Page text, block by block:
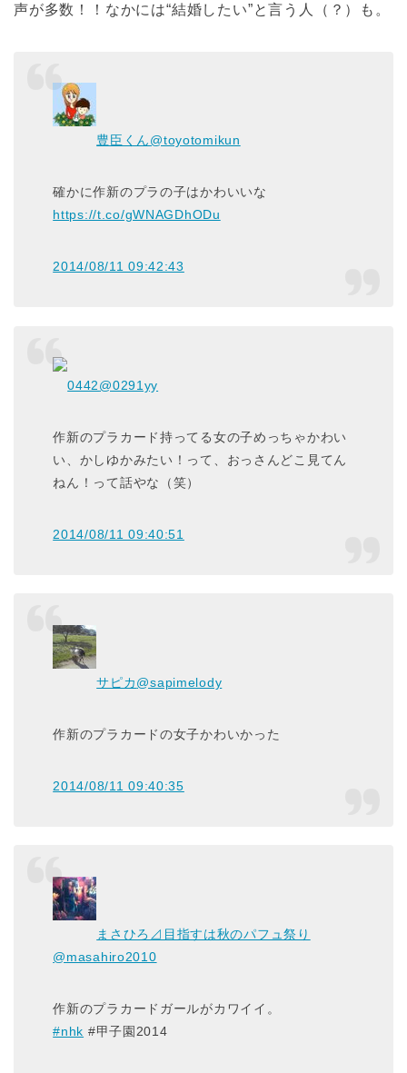
声が多数！！なかには“結婚したい”と言う人（？）も。
豊臣くん@toyotomikun
確かに作新のプラの子はかわいいな
https://t.co/gWNAGDhODu
2014/08/11 09:42:43
0442@0291yy
作新のプラカード持ってる女の子めっちゃかわい
い、かしゆかみたい！って、おっさんどこ見てん
ねん！って話やな（笑）
2014/08/11 09:40:51
サピカ@sapimelody
作新のプラカードの女子かわいかった
2014/08/11 09:40:35
まさひろ⊿目指すは秋のパフュ祭り
@masahiro2010
作新のプラカードガールがカワイイ。
#nhk #甲子園2014